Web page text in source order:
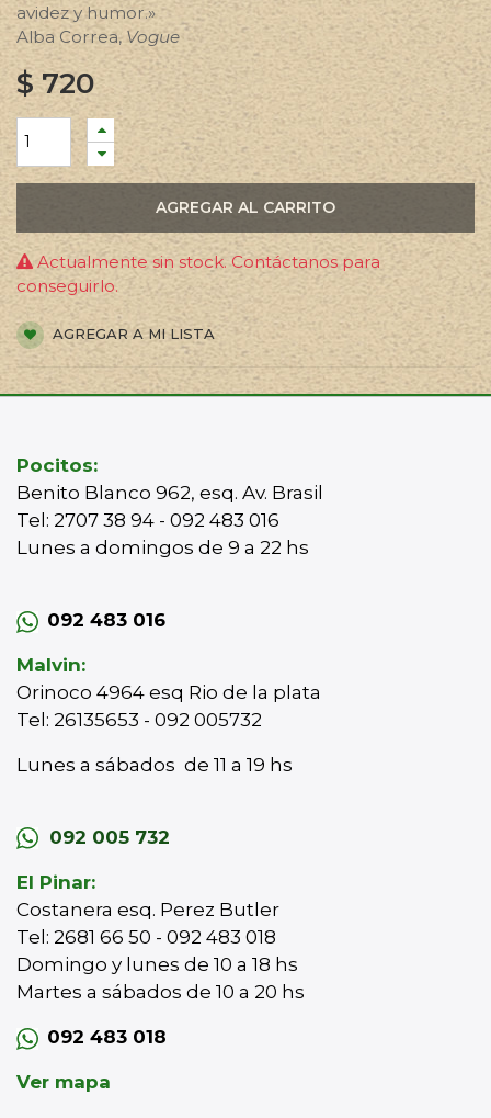
avidez y humor.»
Alba Correa, Vogue
$720
AGREGAR AL CARRITO
Actualmente sin stock. Contáctanos para
conseguirlo.
AGREGAR A MI LISTA
Pocitos:
Benito Blanco 962, esq. Av. Brasil
Tel: 2707 38 94 - 092 483 016
Lunes a domingos de 9 a 22 hs
092 483 016
Malvin:
Orinoco 4964 esq Rio de la plata
Tel: 26135653 - 092 005732
Lunes a sábados de 11 a 19 hs
092 005 732
El Pinar:
Costanera esq. Perez Butler
Tel: 2681 66 50 - 092 483 018
Domingo y lunes de 10 a 18 hs
Martes a sábados de 10 a 20 hs
092 483 018
Ver mapa